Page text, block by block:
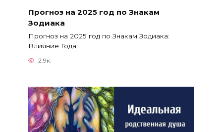
Прогноз на 2025 год по Знакам
Зодиака
Прогноз на 2025 год по Знакам Зодиака:
Влияние Года
2.9к.